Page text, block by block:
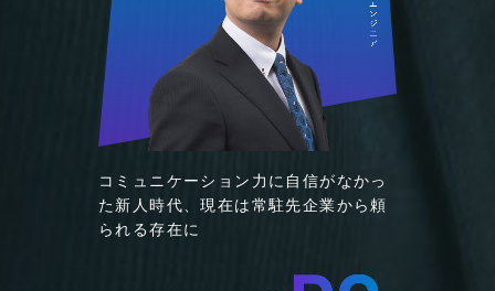
コミュニケーション力に自信がなかっ
た新人時代、現在は常駐先企業から頼
られる存在に